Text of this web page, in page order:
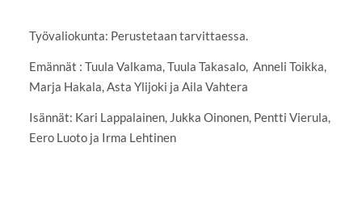
Työvaliokunta: Perustetaan tarvittaessa.
Emännät : Tuula Valkama, Tuula Takasalo, Anneli Toikka,
Marja Hakala, Asta Ylijoki ja Aila Vahtera
Isännät: Kari Lappalainen, Jukka Oinonen, Pentti Vierula,
Eero Luoto ja Irma Lehtinen